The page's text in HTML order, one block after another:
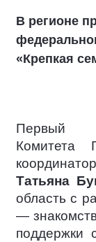
В регионе
«Крепкая
Первый
Комитета
Татьяна
область с
—
поддержки